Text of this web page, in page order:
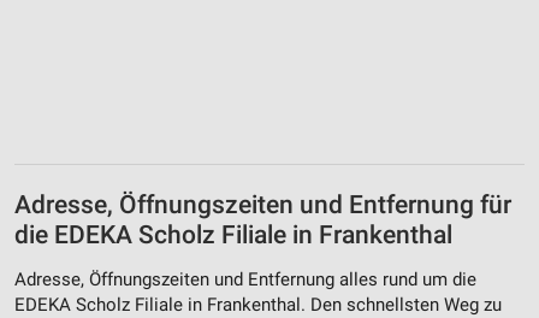
Adresse, Öffnungszeiten und Entfernung für
die EDEKA Scholz Filiale in Frankenthal
Adresse, Öffnungszeiten und Entfernung alles rund um die
EDEKA Scholz Filiale in Frankenthal. Den schnellsten Weg zu